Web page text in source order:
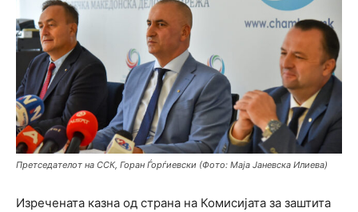
Претседателот на ССК, Горан Ѓорѓиевски (Фото: Маја Јаневска Илиева)
Изречената казна од страна на Комисијата за заштита